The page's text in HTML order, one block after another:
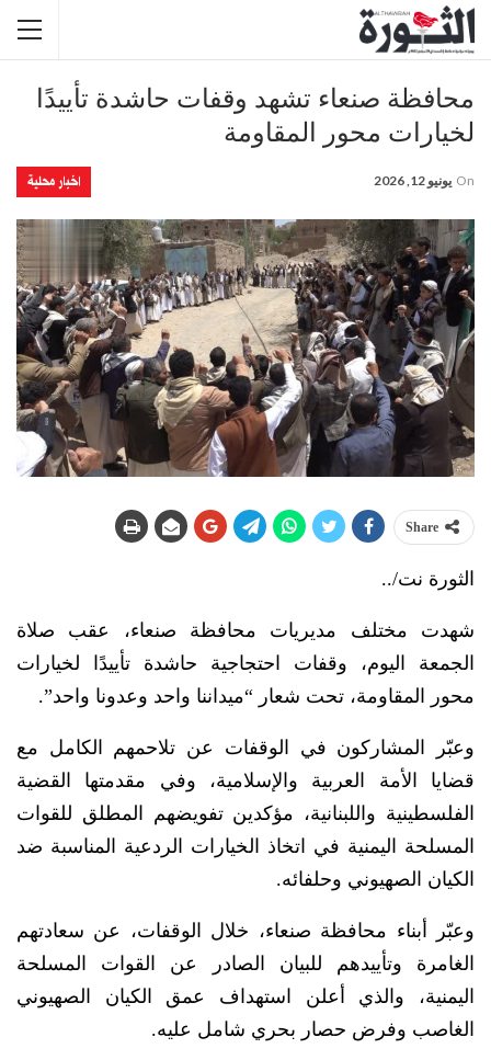
محافظة صنعاء تشهد وقفات حاشدة تأييدًا
لخيارات محور المقاومة
اخبار محلية On يونيو 12, 2026
Share
الثورة نت/..
شهدت مختلف مديريات محافظة صنعاء، عقب صلاة
الجمعة اليوم، وقفات احتجاجية حاشدة تأييدًا لخيارات
محور المقاومة، تحت شعار “ميداننا واحد وعدونا واحد”.
وعبّر المشاركون في الوقفات عن تلاحمهم الكامل مع
قضايا الأمة العربية والإسلامية، وفي مقدمتها القضية
الفلسطينية واللبنانية، مؤكدين تفويضهم المطلق للقوات
المسلحة اليمنية في اتخاذ الخيارات الردعية المناسبة ضد
الكيان الصهيوني وحلفائه.
وعبّر أبناء محافظة صنعاء، خلال الوقفات، عن سعادتهم
الغامرة وتأييدهم للبيان الصادر عن القوات المسلحة
اليمنية، والذي أعلن استهداف عمق الكيان الصهيوني
الغاصب وفرض حصار بحري شامل عليه.